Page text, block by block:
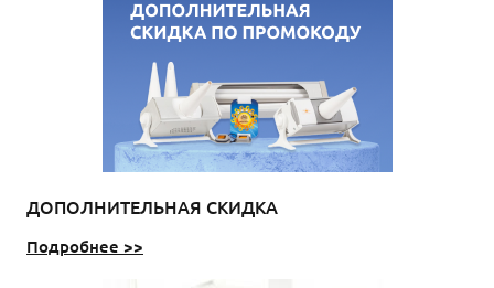
ДОПОЛНИТЕЛЬНАЯ СКИДКА
Подробнее >>